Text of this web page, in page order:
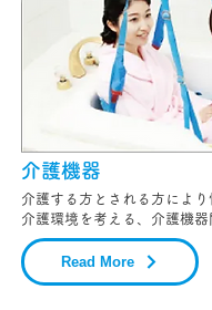
介護機器
Read More
介護する方とされる方により
介護環境を考える、介護機器